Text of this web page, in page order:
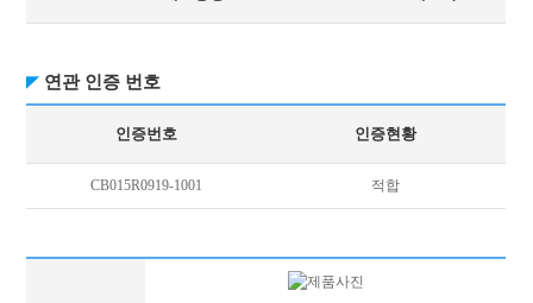
연관 인증 번호
인증번호 인증현황
CB015R0919-1001 적합